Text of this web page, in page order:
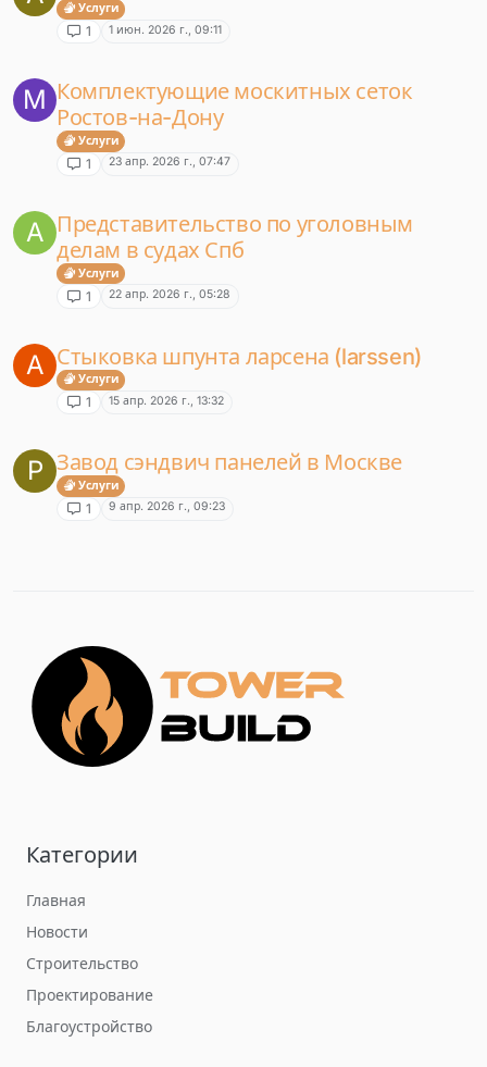
Услуги
1 1 июн. 2026 г., 09:11
M Комплектующие москитных сеток
Ростов-на-Дону
Услуги
1 23 апр. 2026 г., 07:47
A Представительство по уголовным
делам в судах Спб
Услуги
1 22 апр. 2026 г., 05:28
A Стыковка шпунта ларсена (larssen)
Услуги
1 15 апр. 2026 г., 13:32
P Завод сэндвич панелей в Москве
Услуги
1 9 апр. 2026 г., 09:23
Категории
Главная
Новости
Строительство
Проектирование
Благоустройство